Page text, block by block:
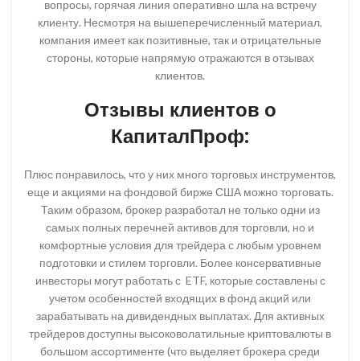
вопросы, горячая линия оперативно шла на встречу
клиенту. Несмотря на вышеперечисленный материал,
компания имеет как позитивные, так и отрицательные
стороны, которые напрямую отражаются в отзывах
клиентов.
Отзывы клиентов о
КапиталПроф:
Плюс понравилось, что у них много торговых инструментов,
еще и акциями на фондовой бирже США можно торговать.
Таким образом, брокер разработал не только одни из
самых полных перечней активов для торговли, но и
комфортные условия для трейдера с любым уровнем
подготовки и стилем торговли. Более консервативные
инвесторы могут работать с ETF, которые составлены с
учетом особенностей входящих в фонд акций или
зарабатывать на дивидендных выплатах. Для активных
трейдеров доступны высоковолатильные криптовалюты в
большом ассортименте (что выделяет брокера среди